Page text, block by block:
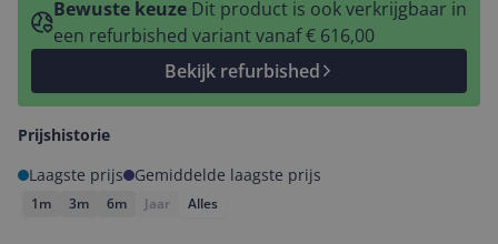
Bewuste keuze Dit product is ook verkrijgbaar in
een refurbished variant vanaf € 616,00
Bekijk refurbished
Prijshistorie
Laagste prijs
Gemiddelde laagste prijs
1m 3m 6m Jaar Alles